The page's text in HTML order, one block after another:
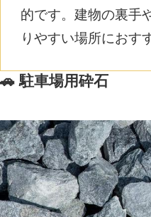
的です。建物の裏手
りやすい場所におす
🚗 駐車場用砕石